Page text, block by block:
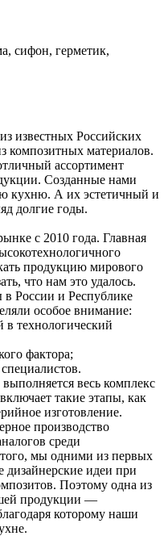
сифон, герметик,
известных Российских
композитных материалов.
ассортимент
Созданные нами
кухню. А их эстетичный и
долгие годы.
с 2010 года. Главная
продукцию мирового
что нам это удалось.
России и Республике
особое внимание:
технологический
фактора;
весь комплекс
такие этапы, как
изготовление.
производство
среди
мы одними из первых
дизайнерские идеи при
Поэтому одна из
продукции —
которому наши